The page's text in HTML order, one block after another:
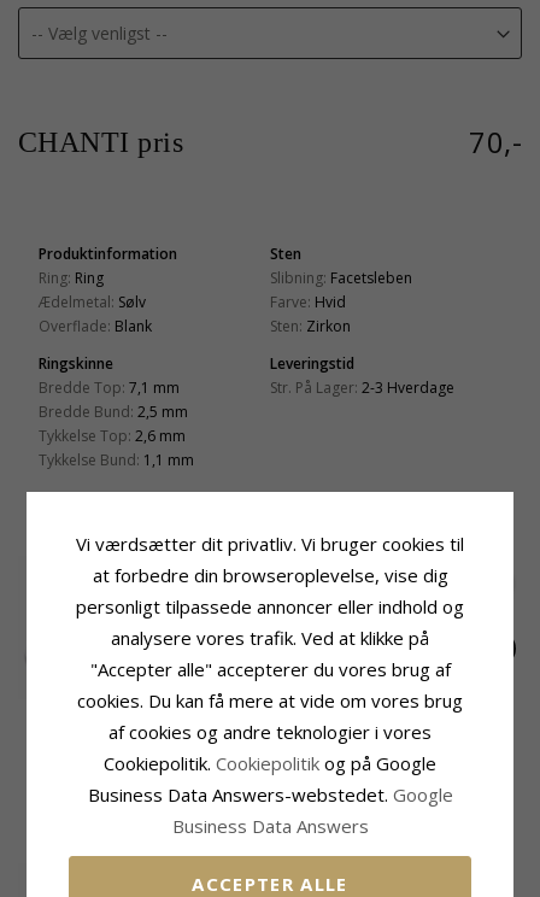
CHANTI pris 70,-
Produktinformation
Ring: Ring
Ædelmetal: Sølv
Overflade: Blank
Sten
Slibning: Facetsleben
Farve: Hvid
Sten: Zirkon
Ringskinne
Bredde Top: 7,1 mm
Bredde Bund: 2,5 mm
Tykkelse Top: 2,6 mm
Tykkelse Bund: 1,1 mm
Leveringstid
Str. På Lager: 2-3 Hverdage
Enkel ring i sølv
CHANTI pris 340,-
Stor ring i sølv
CHANTI pris 400,-
Zirkon ring i sølv
CHANTI pris
KUNDER DER HAR KØBT DENNE HAR
OGSÁ KØBT
Vi værdsætter dit privatliv. Vi bruger cookies til
at forbedre din browseroplevelse, vise dig
personligt tilpassede annoncer eller indhold og
analysere vores trafik. Ved at klikke på
"Accepter alle" accepterer du vores brug af
cookies. Du kan få mere at vide om vores brug
af cookies og andre teknologier i vores
Cookiepolitik. Cookiepolitik og på Google
Business Data Answers-webstedet. Google
Business Data Answers
ACCEPTER ALLE